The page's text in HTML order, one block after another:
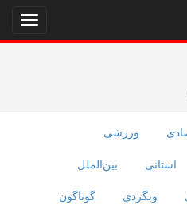
نمایش
منو
ورزشی
استانی بین‌الملل
وبگردی گوناگون